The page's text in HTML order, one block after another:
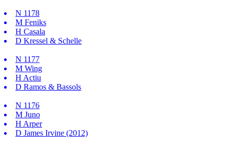
N 1178
M Feniks
H Casala
D Kressel & Schelle
N 1177
M Wing
H Actiu
D Ramos & Bassols
N 1176
M Juno
H Arper
D James Irvine (2012)